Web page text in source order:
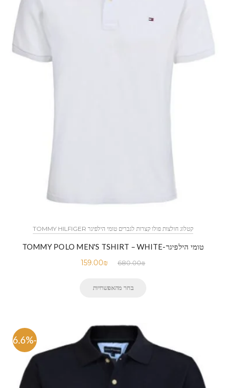
קטלוג חולצות פולו קצרות לגברים טומי הילפיגר TOMMY HILFIGER
טומי הילפיגר-TOMMY POLO MEN'S TSHIRT – WHITE
680.00₪
159.00₪
בחר מהאפשרויות
-76.6%